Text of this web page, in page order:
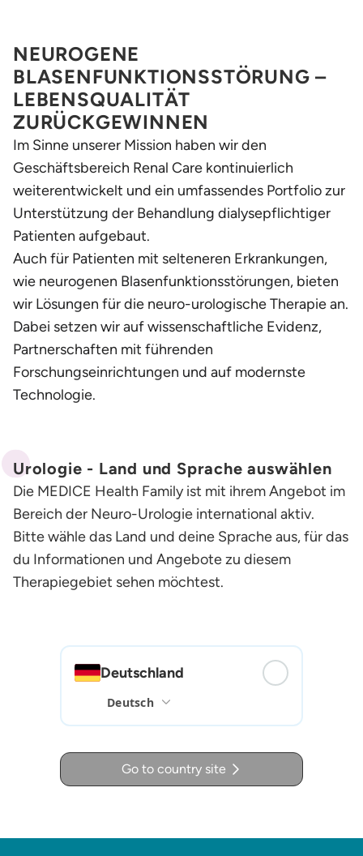
NEUROGENE
BLASENFUNKTIONSSTÖRUNG –
LEBENSQUALITÄT
ZURÜCKGEWINNEN
Im Sinne unserer Mission haben wir den
Geschäftsbereich Renal Care kontinuierlich
weiterentwickelt und ein umfassendes Portfolio zur
Unterstützung der Behandlung dialysepflichtiger
Patienten aufgebaut.
Auch für Patienten mit selteneren Erkrankungen,
wie neurogenen Blasenfunktionsstörungen, bieten
wir Lösungen für die neuro-urologische Therapie an.
Dabei setzen wir auf wissenschaftliche Evidenz,
Partnerschaften mit führenden
Forschungseinrichtungen und auf modernste
Technologie.
Urologie - Land und Sprache auswählen
Die MEDICE Health Family ist mit ihrem Angebot im
Bereich der Neuro-Urologie international aktiv.
Bitte wähle das Land und deine Sprache aus, für das
du Informationen und Angebote zu diesem
Therapiegebiet sehen möchtest.
Deutschland
Go to country site